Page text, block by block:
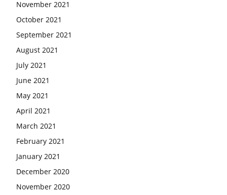
November 2021
October 2021
September 2021
August 2021
July 2021
June 2021
May 2021
April 2021
March 2021
February 2021
January 2021
December 2020
November 2020